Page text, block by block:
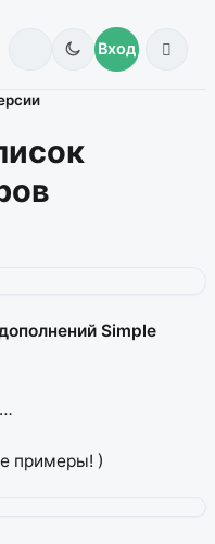
Вход
Simple
примеры! )